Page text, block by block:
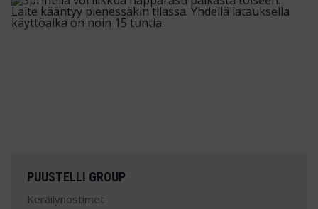
PUUSTELLI GROUP
Keräilynostimet